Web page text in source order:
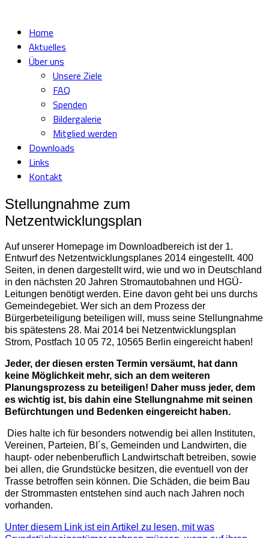
Home
Aktuelles
Über uns
Unsere Ziele
FAQ
Spenden
Bildergalerie
Mitglied werden
Downloads
Links
Kontakt
Stellungnahme zum
Netzentwicklungsplan
Auf unserer Homepage im Downloadbereich ist der 1.
Entwurf des Netzentwicklungsplanes 2014 eingestellt. 400
Seiten, in denen dargestellt wird, wie und wo in Deutschland
in den nächsten 20 Jahren Stromautobahnen und HGÜ-
Leitungen benötigt werden. Eine davon geht bei uns durchs
Gemeindegebiet. Wer sich an dem Prozess der
Bürgerbeteiligung beteiligen will, muss seine Stellungnahme
bis spätestens 28. Mai 2014 bei Netzentwicklungsplan
Strom, Postfach 10 05 72, 10565 Berlin eingereicht haben!
Jeder, der diesen ersten Termin versäumt, hat dann
keine Möglichkeit mehr, sich an dem weiteren
Planungsprozess zu beteiligen! Daher muss jeder, dem
es wichtig ist, bis dahin eine Stellungnahme mit seinen
Befürchtungen und Bedenken eingereicht haben.
Dies halte ich für besonders notwendig bei allen Instituten,
Vereinen, Parteien, BI´s, Gemeinden und Landwirten, die
haupt- oder nebenberuflich Landwirtschaft betreiben, sowie
bei allen, die Grundstücke besitzen, die eventuell von der
Trasse betroffen sein können. Die Schäden, die beim Bau
der Strommasten entstehen sind auch nach Jahren noch
vorhanden.
Unter diesem Link ist ein Artikel zu lesen, mit was